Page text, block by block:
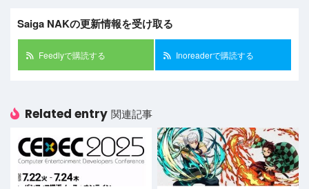
Saiga NAKの更新情報を受け取る
Feedlyで購読する Inoreaderで購読する
Related entry 関連記事